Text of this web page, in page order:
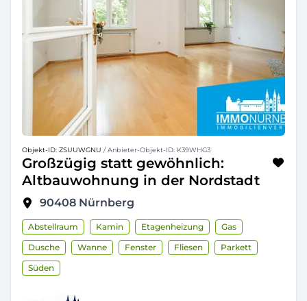
Objekt-ID: ZSUUWGNU / Anbieter-Objekt-ID: K39WHG3
Großzügig statt gewöhnlich:
Altbauwohnung in der Nordstadt
90408 Nürnberg
Abstellraum Kamin Etagenheizung
Gas
Dusche
Wanne Fenster Fliesen
Parkett
Süden